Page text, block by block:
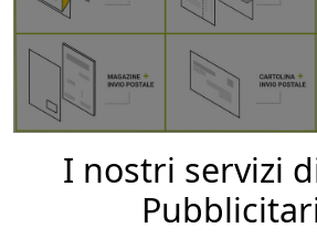
I nostri servizi